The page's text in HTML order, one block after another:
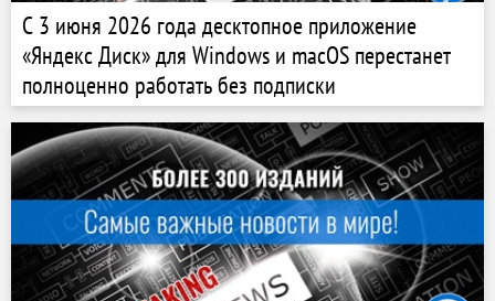
С 3 июня 2026 года десктопное приложение
«Яндекс Диск» для Windows и macOS перестанет
полноценно работать без подписки